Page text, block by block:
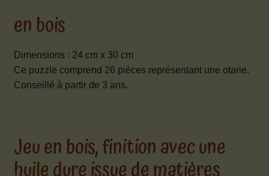
en bois
Dimensions : 24 cm x 30 cm
Ce puzzle comprend 26 pièces représentant une otarie.
Conseillé à partir de 3 ans.
Jeu en bois, finition avec une